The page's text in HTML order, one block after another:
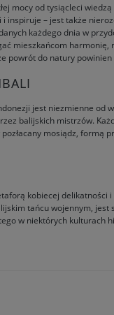
mocy od tysiącleci
– jest także
każdego dnia w
mieszkańcom
powrót do natury
jest niezmienne od
balijskich mistrzów.
pozłacany mosiądz, formą
kobiecej
tańcu wojennym,
w niektórych kulturach